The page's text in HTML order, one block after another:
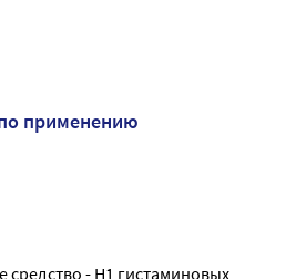
применению
средство - Н1 гистаминовых